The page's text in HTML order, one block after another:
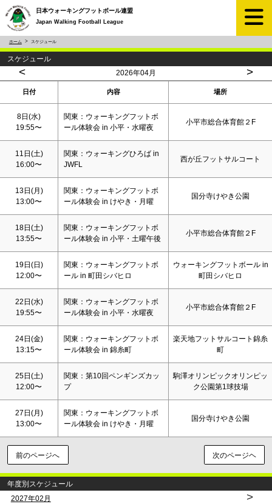
日本ウォーキングフットボール連盟
Japan Walking Football League
ホーム スケジュール
スケジュール
< 2026年04月 >
日付 内容 場所
8日(水)
19:55〜
関東：ウォーキングフットボ
ール体験会 in 小平・水曜夜
小平市総合体育館２F
11日(土)
16:00〜
関東：ウォーキングひろば in
JWFL
西が丘フットサルコート
13日(月)
13:00〜
関東：ウォーキングフットボ
ール体験会 in けやき・月曜
国分寺けやき公園
18日(土)
13:55〜
関東：ウォーキングフットボ
ール体験会 in 小平・土曜午後
小平市総合体育館２F
19日(日)
12:00〜
関東：ウォーキングフットボ
ール in 町田シバヒロ
ウォーキングフットボール in
町田シバヒロ
22日(水)
19:55〜
関東：ウォーキングフットボ
ール体験会 in 小平・水曜夜
小平市総合体育館２F
24日(金)
13:15〜
関東：ウォーキングフットボ
ール体験会 in 錦糸町
楽天地フットサルコート錦糸
町
25日(土)
12:00〜
関東：第10回ペンギンズカッ
プ
駒澤オリンピックオリンピッ
ク公園第1球技場
27日(月)
13:00〜
関東：ウォーキングフットボ
ール体験会 in けやき・月曜
国分寺けやき公園
前のページへ 次のページヘ
年度別スケジュール
2027年02月
>